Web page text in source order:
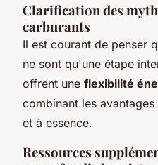
Clarification des
carburants
Il est courant de penser
ne sont qu'une étape
offrent une flexibilité
combinant les
et à essence.
Ressources